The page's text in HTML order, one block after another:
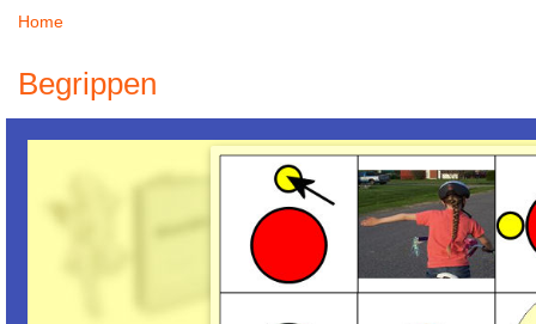
U bent hier
Home
Begrippen